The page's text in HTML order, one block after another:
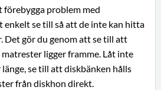
problem med
enkelt se till så att de inte kan hitta
Det gör du genom att se till att
ligger framme. Låt inte
se till att diskbänken hålls
från diskhon direkt.